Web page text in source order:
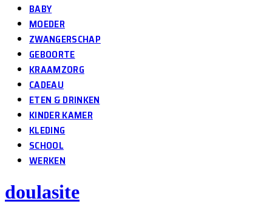
BABY
MOEDER
ZWANGERSCHAP
GEBOORTE
KRAAMZORG
CADEAU
ETEN & DRINKEN
KINDER KAMER
KLEDING
SCHOOL
WERKEN
doulasite